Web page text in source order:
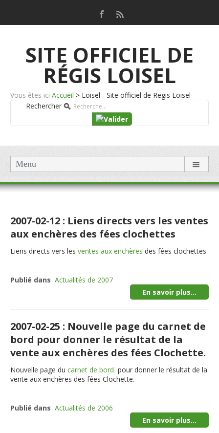
SITE OFFICIEL DE
RÉGIS LOISEL
Vous êtes ici Accueil > Loisel - Site officiel de Regis Loisel
Rechercher
Menu
2007-02-12 : Liens directs vers les ventes
aux enchères des fées clochettes
Liens directs vers lesventes aux enchères des fées clochettes
Publié dans Actualités de 2007
En savoir plus...
2007-02-25 : Nouvelle page du carnet de
bord pour donner le résultat de la
vente aux enchères des fées Clochette.
Nouvelle page ducarnet de bord pour donner le résultat de la
vente aux enchères des fées Clochette.
Publié dans Actualités de 2006
En savoir plus...